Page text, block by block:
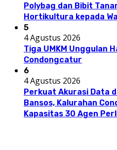
Polybag dan Bibit
Hortikultura kepada
5
4 Agustus 2026
Tiga UMKM Unggulan
Condongcatur
6
4 Agustus 2026
Perkuat Akurasi Data
Bansos, Kalurahan
Kapasitas 30 Agen